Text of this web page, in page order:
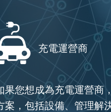
充電運營商
果您想成為充電運營商
案，包括設備、管理解